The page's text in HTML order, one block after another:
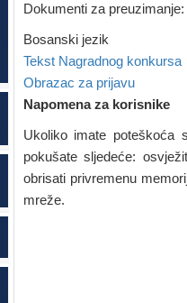
Dokumenti za preuzimanje:
Bosanski jezik
Tekst Nagradnog konkursa
Obrazac za prijavu
Napomena za korisnike
Ukoliko imate poteškoća
pokušate sljedeće:
obrisati privremenu
mreže.